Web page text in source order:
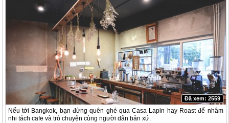
Nếu tới Bangkok, bạn đừng quên ghé qua Casa Lapin hay Roast để nhâm
nhi tách cafe và trò chuyện cùng người dân bản xứ.
Đã xem: 2559